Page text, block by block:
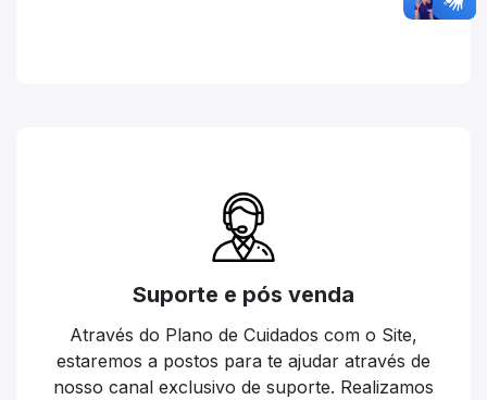
Suporte e pós venda
Através do Plano de Cuidados com o Site,
estaremos a postos para te ajudar através de
nosso canal exclusivo de suporte. Realizamos